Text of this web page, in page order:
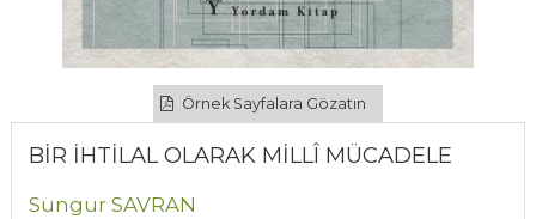
Örnek Sayfalara Gözatın
BİR İHTİLAL OLARAK MİLLÎ MÜCADELE
Sungur SAVRAN